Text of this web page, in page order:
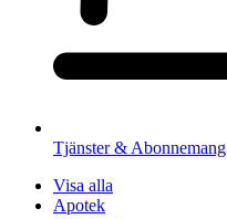
Tjänster & Abonnemang
Visa alla
Apotek